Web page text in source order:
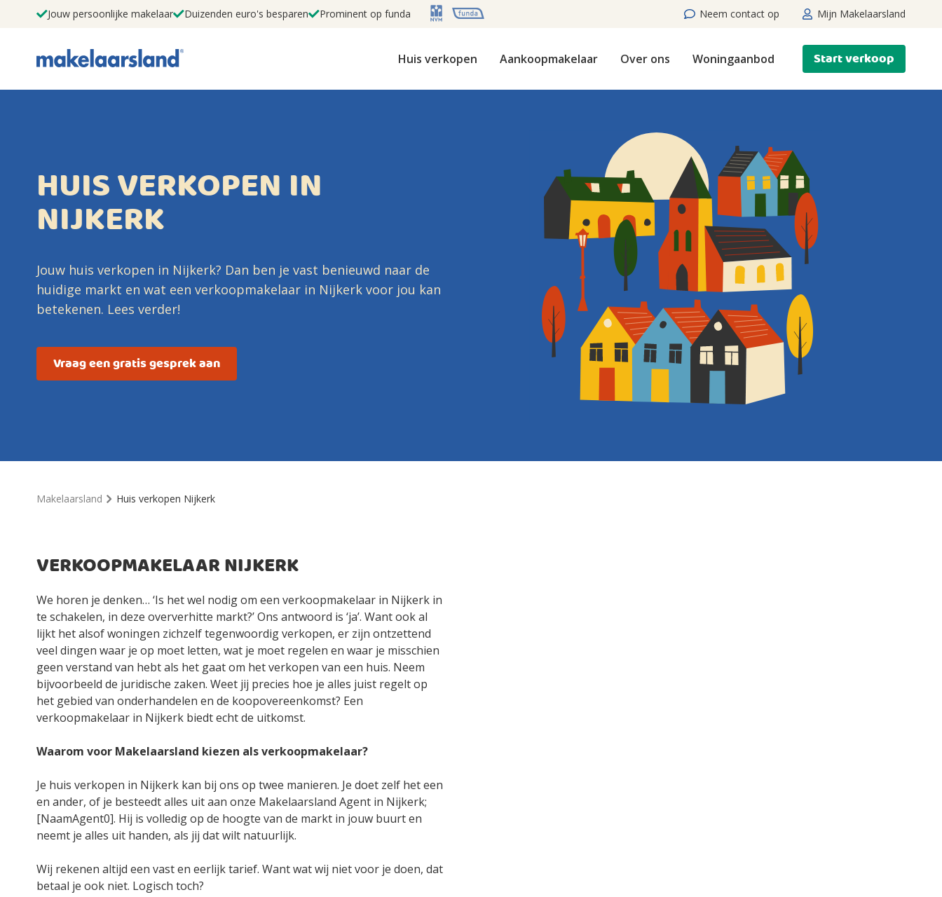
Jouw persoonlijke makelaar Duizenden euro's besparen Prominent op funda Neem contact op Mijn Makelaarsland
Huis verkopen Aankoopmakelaar Over ons Woningaanbod Start verkoop
HUIS VERKOPEN IN
NIJKERK
Jouw huis verkopen in Nijkerk? Dan ben je vast benieuwd naar de
huidige markt en wat een verkoopmakelaar in Nijkerk voor jou kan
betekenen. Lees verder!
Vraag een gratis gesprek aan
Makelaarsland Huis verkopen Nijkerk
VERKOOPMAKELAAR NIJKERK
We horen je denken… ‘Is het wel nodig om een verkoopmakelaar in Nijkerk in
te schakelen, in deze oververhitte markt?’ Ons antwoord is ‘ja’. Want ook al
lijkt het alsof woningen zichzelf tegenwoordig verkopen, er zijn ontzettend
veel dingen waar je op moet letten, wat je moet regelen en waar je misschien
geen verstand van hebt als het gaat om het verkopen van een huis. Neem
bijvoorbeeld de juridische zaken. Weet jij precies hoe je alles juist regelt op
het gebied van onderhandelen en de koopovereenkomst? Een
verkoopmakelaar in Nijkerk biedt echt de uitkomst.
Waarom voor Makelaarsland kiezen als verkoopmakelaar?
Je huis verkopen in Nijkerk kan bij ons op twee manieren. Je doet zelf het een
en ander, of je besteedt alles uit aan onze Makelaarsland Agent in Nijkerk;
[NaamAgent0]. Hij is volledig op de hoogte van de markt in jouw buurt en
neemt je alles uit handen, als jij dat wilt natuurlijk.
Wij rekenen altijd een vast en eerlijk tarief. Want wat wij niet voor je doen, dat
betaal je ook niet. Logisch toch?